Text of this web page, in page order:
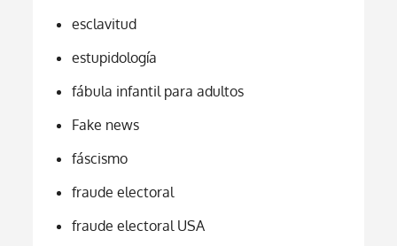
esclavitud
estupidología
fábula infantil para adultos
Fake news
fáscismo
fraude electoral
fraude electoral USA